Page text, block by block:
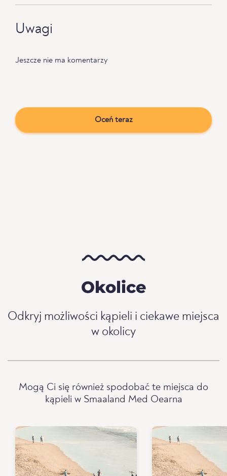
Uwagi
Jeszcze nie ma komentarzy
Oceń teraz
Okolice
Odkryj możliwości kąpieli i ciekawe miejsca
w okolicy
Mogą Ci się również spodobać te miejsca do
kąpieli w Smaaland Med Oearna